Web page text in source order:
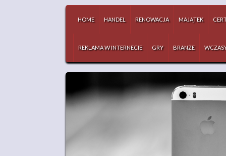
HOME HANDEL RENOWACJA MAJĄTEK
REKLAMA W INTERNECIE GRY BRANŻE